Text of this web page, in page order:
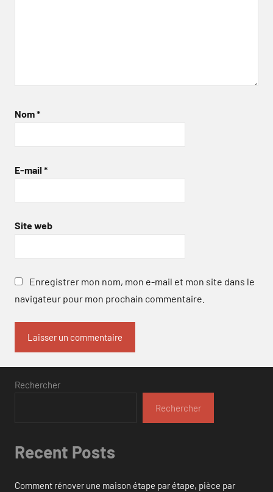
Nom*
E-mail *
Site web
Enregistrer mon nom, mon e-mail et mon site dans le
navigateur pour mon prochain commentaire.
Rechercher
Rechercher
Recent Posts
Comment rénover une maison étape par étape, pièce par